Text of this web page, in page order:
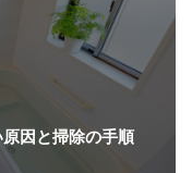
因と掃除の手順